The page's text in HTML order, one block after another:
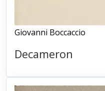
Giovanni Boccaccio
Decameron